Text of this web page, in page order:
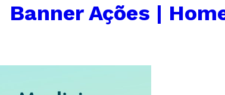
Banner Ações |